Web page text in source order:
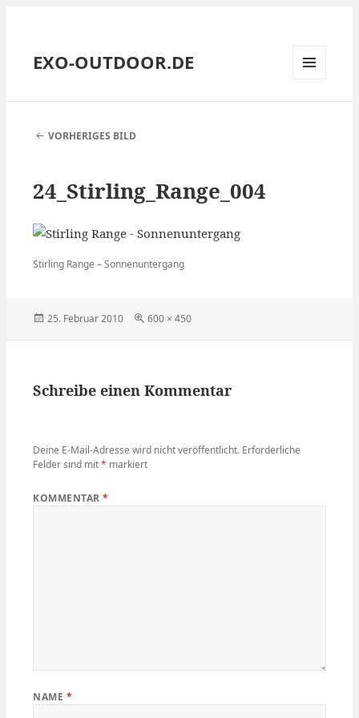
EXO-OUTDOOR.DE
VORHERIGES BILD
24_Stirling_Range_004
Stirling Range – Sonnenuntergang
Veröffentlicht
25. Februar 2010
Volle
600 × 450
Schreibe einen Kommentar
Deine E-Mail-Adresse wird nicht veröffentlicht. Erforderliche
Felder sind mit* markiert
KOMMENTAR*
NAME *